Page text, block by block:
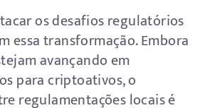
os desafios regulatórios
essa transformação. Embora
avançando em
para criptoativos, o
regulamentações locais é